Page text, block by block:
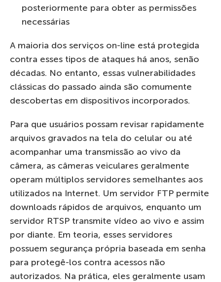
posteriormente para obter as permissões
necessárias
A maioria dos serviços on-line está protegida
contra esses tipos de ataques há anos, senão
décadas. No entanto, essas vulnerabilidades
clássicas do passado ainda são comumente
descobertas em dispositivos incorporados.
Para que usuários possam revisar rapidamente
arquivos gravados na tela do celular ou até
acompanhar uma transmissão ao vivo da
câmera, as câmeras veiculares geralmente
operam múltiplos servidores semelhantes aos
utilizados na Internet. Um servidor FTP permite
downloads rápidos de arquivos, enquanto um
servidor RTSP transmite vídeo ao vivo e assim
por diante. Em teoria, esses servidores
possuem segurança própria baseada em senha
para protegê-los contra acessos não
autorizados. Na prática, eles geralmente usam